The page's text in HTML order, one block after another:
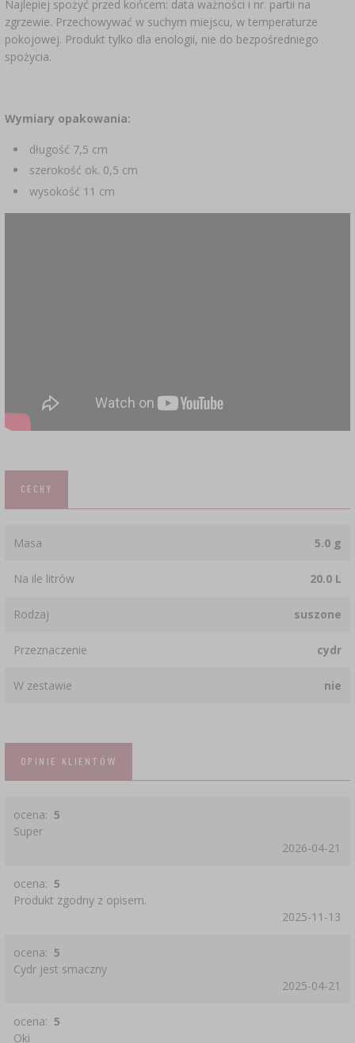
Najlepiej spożyć przed końcem: data ważności i nr. partii na
zgrzewie. Przechowywać w suchym miejscu, w temperaturze
pokojowej. Produkt tylko dla enologii, nie do bezpośredniego
spożycia.
Wymiary opakowania:
długość 7,5 cm
szerokość ok. 0,5 cm
wysokość 11 cm
CECHY
Masa 5.0 g
Na ile litrów 20.0 L
Rodzaj suszone
Przeznaczenie cydr
W zestawie nie
OPINIE KLIENTÓW
ocena: 5
Super
2026-04-21
ocena: 5
Produkt zgodny z opisem.
2025-11-13
ocena: 5
Cydr jest smaczny
2025-04-21
ocena: 5
Oki